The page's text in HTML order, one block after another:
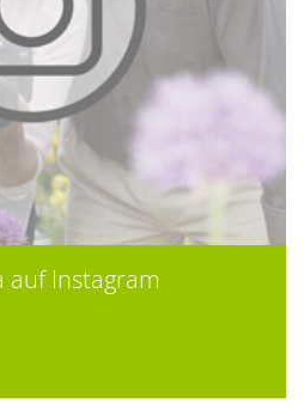
auf Instagram